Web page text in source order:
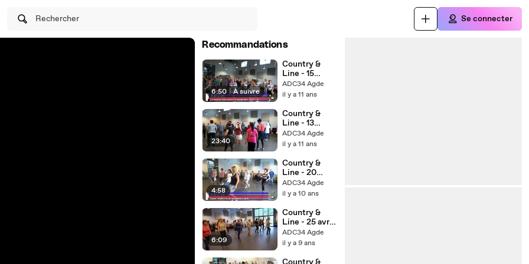
Rechercher Se connecter
Recommandations
6:50 | À suivre
Country &
Line - 15
septembre
2015 - Agde la
ADC34 Agde
il y a 11 ans
23:40
Country &
Line - 13
décembre
2015 - Agde
ADC34 Agde
il y a 11 ans
4:58
Country &
Line - 20
septembre
2016 - Agde la
ADC34 Agde
il y a 10 ans
6:09
Country &
Line - 25 avril
2017 - Agde
un cours
ADC34 Agde
il y a 9 ans